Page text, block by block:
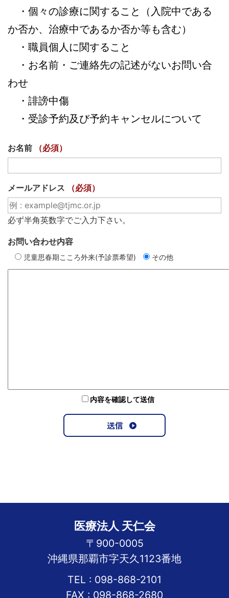
・個々の診療に関すること（入院中である
か否か、治療中であるか否か等も含む）
・職員個人に関すること
・お名前・ご連絡先の記述がないお問い合
わせ
・誹謗中傷
・受診予約及び予約キャンセルについて
お名前 （必須）
メールアドレス （必須）
必ず半角英数字でご入力下さい。
お問い合わせ内容
児童思春期こころ外来(予診票希望) その他
内容を確認して送信
医療法人 天仁会
〒900-0005
沖縄県那覇市字天久1123番地
TEL : 098-868-2101
FAX : 098-868-2680